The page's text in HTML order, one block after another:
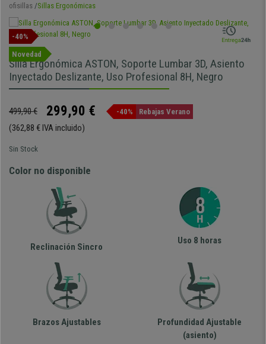
ofisillas Sillas Ergonómicas
-40%
Novedad
Silla Ergonómica ASTON, Soporte Lumbar 3D, Asiento
Inyectado Deslizante, Uso Profesional 8H, Negro
499,90 € 299,90 € -40% Rebajas Verano
(362,88 € IVA incluido)
Sin Stock
Color no disponible
Reclinación Sincro
Uso 8 horas
Brazos Ajustables
Profundidad Ajustable
(asiento)